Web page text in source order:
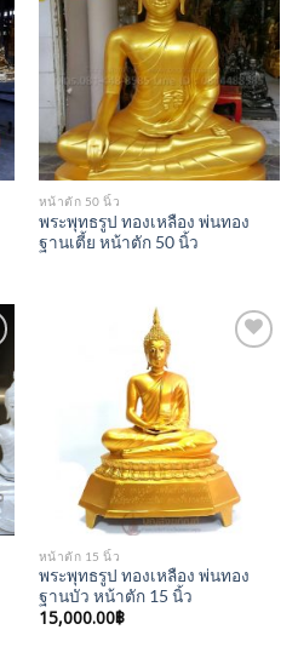
Add to
Wishlist
หน้าตัก 50 นิ้ว
พระพุทธรูป ทองเหลือง พ่นทอง
ฐานเตี้ย หน้าตัก 50 นิ้ว
หน้าตัก 15 นิ้ว
พระพุทธรูป ทองเหลือง พ่นทอง
ฐานบัว หน้าตัก 15 นิ้ว
15,000.00฿